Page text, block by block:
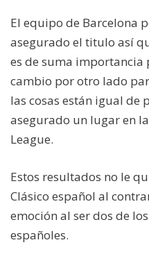
El equipo de Barcelona
asegurado el titulo así
es de suma importancia
cambio por otro lado
las cosas están igual de
asegurado un lugar en
League.
Estos resultados no le
Clásico español al
emoción al ser dos de
españoles.